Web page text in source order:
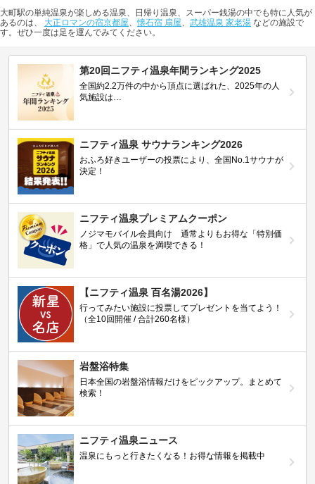
大町駅の単純温泉が楽しめる温泉、日帰り温泉、スーパー銭湯の中でも特に人気が
あるのは、 大正ロマンの宿京都屋、懐石宿 扇屋、 武雄温泉 家老湯 などの施設で
す。ぜひ一度は足を運んでみてください。
第20回ニフティ温泉年間ランキング2025
全国約2.2万件の中から頂点に選ばれた、2025年の人
気施設は…
ニフティ温泉 サウナランキング2026
おふろ好きユーザーの投票により、全国No.1サウナが
決定！
ニフティ温泉プレミアムクーポン
ノジマモバイル会員向け 通常よりもお得な「特別価
格」で人気の温泉を満喫できる！
【ニフティ温泉 百名湯2026】
行ってみたい施設に投票してプレゼントを当てよう！
（全10回開催 / 合計260名様）
岩盤浴特集
日本全国の岩盤浴情報だけをピックアップ。まとめて
検索！
ニフティ温泉ニュース
温泉にもっと行きたくなる！お得な情報を掲載中